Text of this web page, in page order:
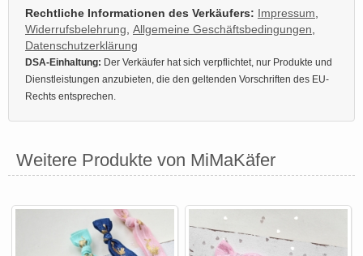
Rechtliche Informationen des Verkäufers: Impressum
Widerrufsbelehrung Allgemeine Geschäftsbedingungen
Datenschutzerklärung
DSA-Einhaltung: Der Verkäufer hat sich verpflichtet, nur Produkte und
Dienstleistungen anzubieten, die den geltenden Vorschriften des EU-
Rechts entsprechen.
Weitere Produkte von MiMaKäfer